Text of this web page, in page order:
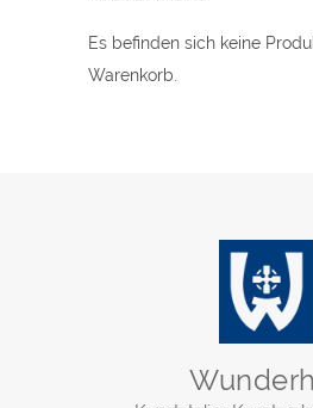
Es befinden sich keine
Warenkorb.